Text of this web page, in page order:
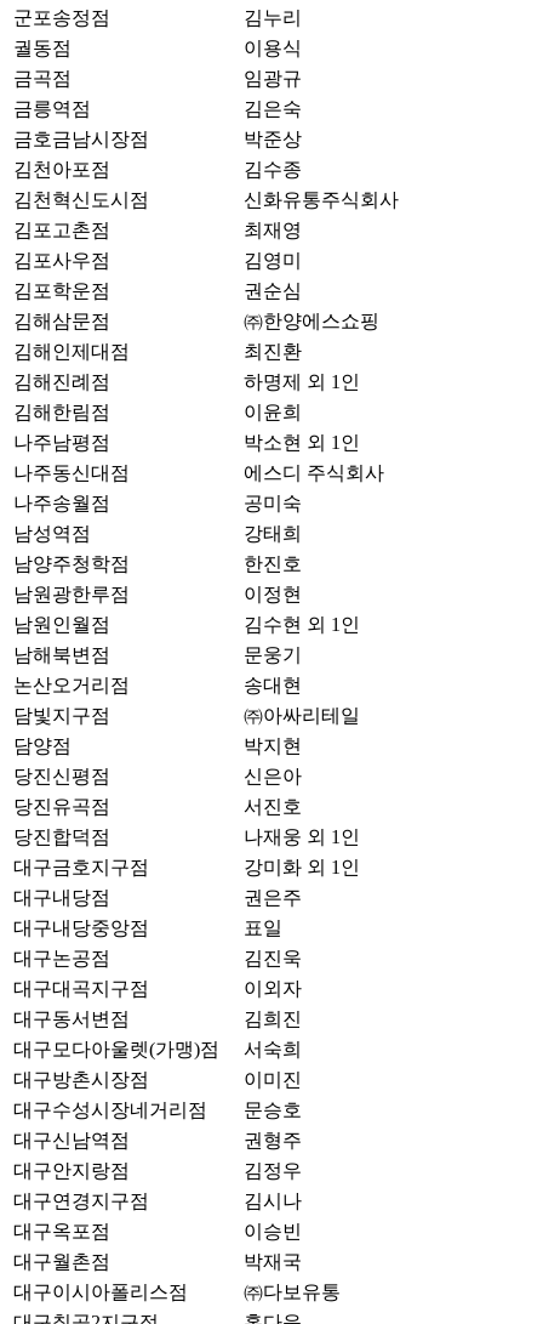
군포송정점
김누리
궐동점
이용식
금곡점
임광규
금릉역점
김은숙
금호금남시장점
박준상
김천아포점
김수종
김천혁신도시점
신화유통주식회사
김포고촌점
최재영
김포사우점
김영미
김포학운점
권순심
김해삼문점
㈜한양에스쇼핑
김해인제대점
최진환
김해진례점
하명제 외 1인
김해한림점
이윤희
나주남평점
박소현 외 1인
나주동신대점
에스디 주식회사
나주송월점
공미숙
남성역점
강태희
남양주청학점
한진호
남원광한루점
이정현
남원인월점
김수현 외 1인
남해북변점
문웅기
논산오거리점
송대현
담빛지구점
㈜아싸리테일
담양점
박지현
당진신평점
신은아
당진유곡점
서진호
당진합덕점
나재웅 외 1인
대구금호지구점
강미화 외 1인
대구내당점
권은주
대구내당중앙점
표일
대구논공점
김진욱
대구대곡지구점
이외자
대구동서변점
김희진
대구모다아울렛(가맹)점
서숙희
대구방촌시장점
이미진
대구수성시장네거리점
문승호
대구신남역점
권형주
대구안지랑점
김정우
대구연경지구점
김시나
대구옥포점
이승빈
대구월촌점
박재국
대구이시아폴리스점
㈜다보유통